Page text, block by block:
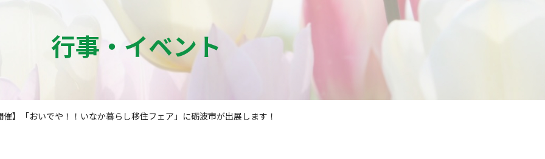
行事・イベント
催】「おいでや！！いなか暮らし移住フェア」に砺波市が出展します！